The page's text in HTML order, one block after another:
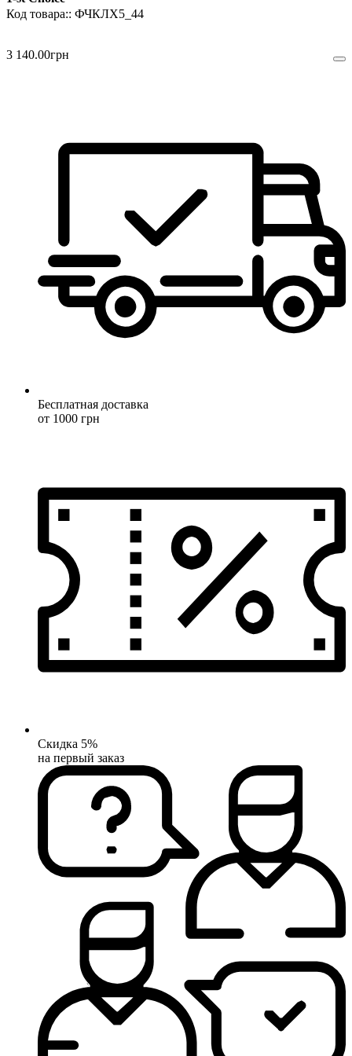
ФЧКЛХ5_44
3 140.00грн
Бесплатная доставка
от 1000 грн
Скидка 5%
на первый заказ